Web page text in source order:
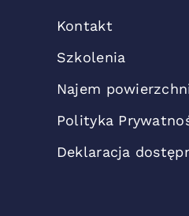
Kontakt
Szkolenia
Najem
Polityka
Deklaracja